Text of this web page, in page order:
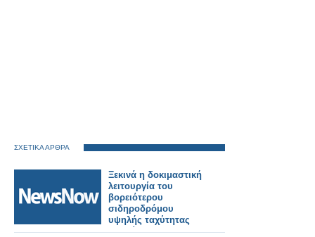
ΣΧΕΤΙΚΑ ΑΡΘΡΑ
Ξεκινά η δοκιμαστική
λειτουργία του
βορειότερου
σιδηροδρόμου
υψηλής ταχύτητας
της Κίνας.